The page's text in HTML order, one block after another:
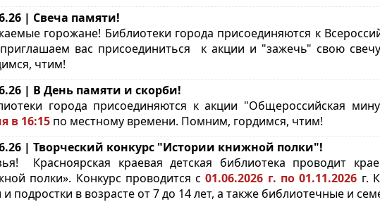
| Свеча памяти!
горожане! Библиотеки города присоединяются к
вас присоединиться к акции и "зажечь" свою
чтим!
| В День памяти и скорби!
города присоединяются к акции "Общероссийская
в 16:15 по местному времени. Помним, гордимся, чтим!
| Творческий конкурс "Истории книжной полки"!
Красноярская краевая детская библиотека проводит
полки». Конкурс проводится с01.06.2026 г. по 01.11.2026 г.
и подростки в возрасте от 7 до 14 лет, а также библиотечные и